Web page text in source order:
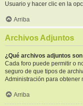
Usuario y hacer clic en la
Arriba
Archivos Adjuntos
¿Qué archivos adjuntos
Cada foro puede permitir o
seguro de que tipos de
Administración para obtener
Arriba